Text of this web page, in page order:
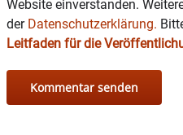
Website einverstanden.
der Datenschutzerklärung.
Leitfaden für die